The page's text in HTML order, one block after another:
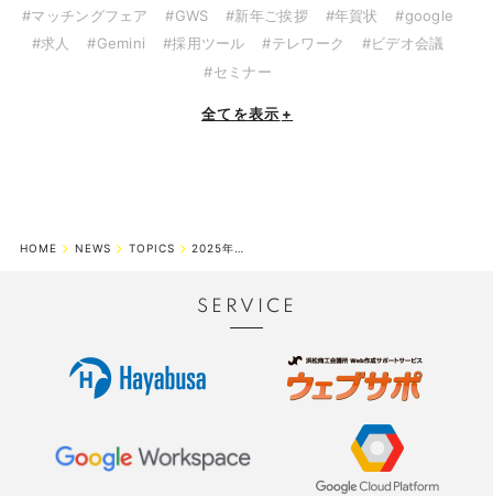
#マッチングフェア
#GWS #新年ご挨拶 #年賀状
#google
#求人
#Gemini #採用ツール #テレワーク
#ビデオ会議
#セミナー
全てを表示 +
HOME NEWS TOPICS 2025年のランチ忘年会の様子、今年はTHE BRASSERIE(ザ・ブラ...
SERVICE